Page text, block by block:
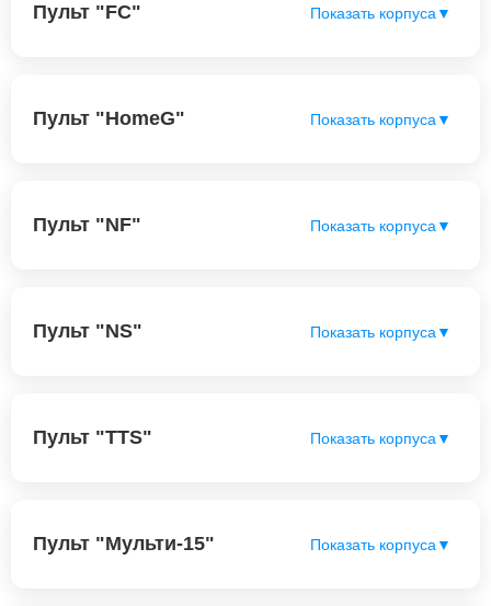
Пульт "FC" Показать корпуса ▼
Пульт "HomeG" Показать корпуса ▼
Пульт "NF" Показать корпуса ▼
Пульт "NS" Показать корпуса ▼
Пульт "TTS" Показать корпуса ▼
Пульт "Мульти-15" Показать корпуса ▼